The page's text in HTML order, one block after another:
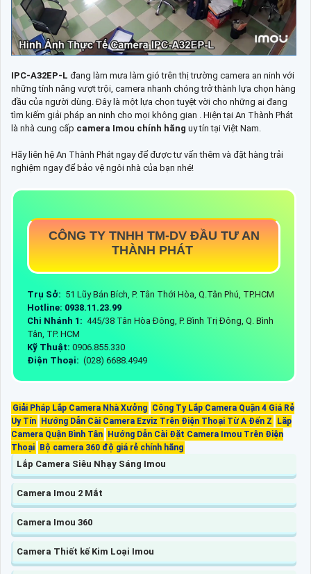
IPC-A32EP-L đang làm mưa làm gió trên thị trường camera an ninh với
những tính năng vượt trội, camera nhanh chóng trở thành lựa chọn hàng
đầu của người dùng. Đây là một lựa chọn tuyệt vời cho những ai đang
tìm kiếm giải pháp an ninh cho mọi không gian . Hiện tại An Thành Phát
là nhà cung cấp camera Imou chính hãng uy tín tại Việt Nam.
Hãy liên hệ An Thành Phát ngay để được tư vấn thêm và đặt hàng trải
nghiệm ngay để bảo vệ ngôi nhà của bạn nhé!
CÔNG TY TNHH TM-DV ĐẦU TƯ AN
THÀNH PHÁT
Trụ Sở: 51 Lũy Bán Bích, P. Tân Thới Hòa, Q.Tân Phú, TP.HCM
Hotline: 0938.11.23.99
Chi Nhánh 1: 445/38 Tân Hòa Đông, P. Bình Trị Đông, Q. Bình
Tân, TP. HCM
Kỹ Thuật: 0906.855.330
Điện Thoại: (028) 6688.4949
Giải Pháp Lắp Camera Nhà Xưởng Công Ty Lắp Camera Quận 4 Giá Rẻ
Uy Tín Hướng Dẫn Cài Camera Ezviz Trên Điện Thoại Từ A Đến Z
Lăp
Camera Quận Bình Tân Hướng Dẫn Cài Đặt Camera Imou Trên Điện
Thoại Bộ camera 360 độ giá rẻ chính hãng
Lắp Camera Siêu Nhạy Sáng Imou
Camera Imou 2 Mắt
Camera Imou 360
Camera Thiết kế Kim Loại Imou